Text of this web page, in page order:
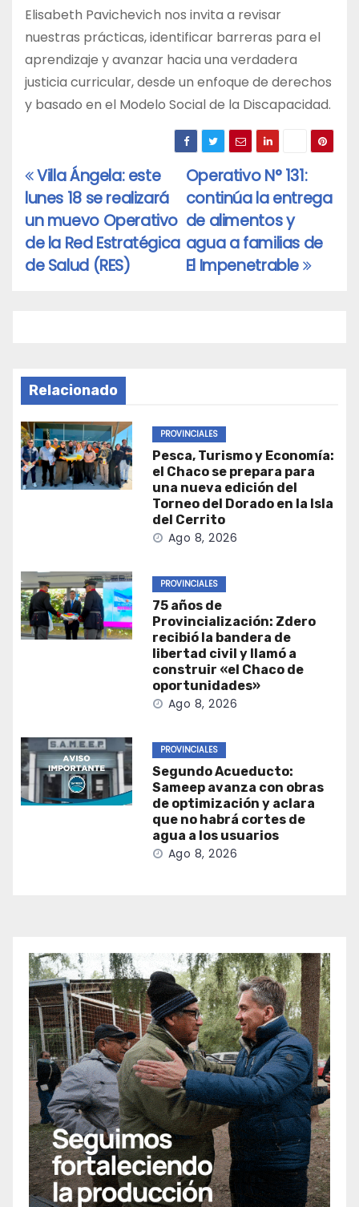
Elisabeth Pavichevich nos invita a revisar
nuestras prácticas, identificar barreras para el
aprendizaje y avanzar hacia una verdadera
justicia curricular, desde un enfoque de derechos
y basado en el Modelo Social de la Discapacidad.
Navegación
de
entradas
Operativo N° 131:
continúa la entrega
de alimentos y
agua a familias de
El Impenetrable
Villa Ángela: este
lunes 18 se realizará
un muevo Operativo
de la Red Estratégica
de Salud (RES)
Relacionado
PROVINCIALES
Pesca, Turismo y Economía:
el Chaco se prepara para
una nueva edición del
Torneo del Dorado en la Isla
del Cerrito
Ago 8, 2026
PROVINCIALES
75 años de
Provincialización: Zdero
recibió la bandera de
libertad civil y llamó a
construir «el Chaco de
oportunidades»
Ago 8, 2026
PROVINCIALES
Segundo Acueducto:
Sameep avanza con obras
de optimización y aclara
que no habrá cortes de
agua a los usuarios
Ago 8, 2026